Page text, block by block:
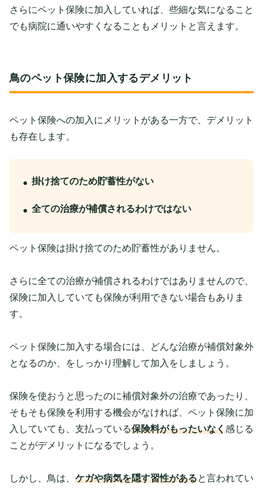
さらにペット保険に加入していれば、些細な気になること
でも病院に通いやすくなることもメリットと言えます。
鳥のペット保険に加入するデメリット
ペット保険への加入にメリットがある一方で、デメリット
も存在します。
掛け捨てのため貯蓄性がない
全ての治療が補償されるわけではない
ペット保険は掛け捨てのため貯蓄性がありません。
さらに全ての治療が補償されるわけではありませんので、
保険に加入していても保険が利用できない場合もありま
す。
ペット保険に加入する場合には、どんな治療が補償対象外
となるのか、をしっかり理解して加入をしましょう。
保険を使おうと思ったのに補償対象外の治療であったり、
そもそも保険を利用する機会がなければ、ペット保険に加
入していても、支払っている保険料がもったいなく感じる
ことがデメリットになるでしょう。
しかし、鳥は、 ケガや病気を隠す習性があると言われてい